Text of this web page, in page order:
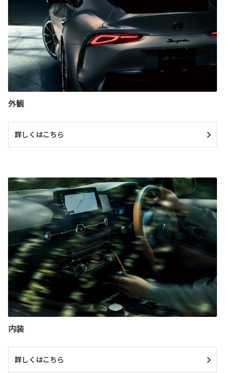
外観
詳しくはこちら
内装
詳しくはこちら